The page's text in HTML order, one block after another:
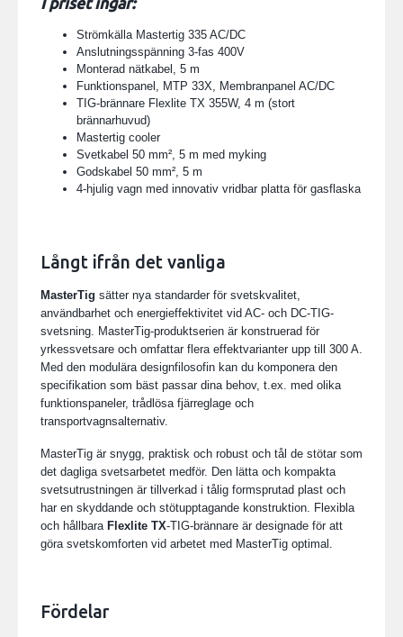
I priset ingår:
Strömkälla Mastertig 335 AC/DC
Anslutningsspänning 3-fas 400V
Monterad nätkabel, 5 m
Funktionspanel, MTP 33X, Membranpanel AC/DC
TIG-brännare Flexlite TX 355W, 4 m (stort
brännarhuvud)
Mastertig cooler
Svetkabel 50 mm², 5 m med myking
Godskabel 50 mm², 5 m
4-hjulig vagn med innovativ vridbar platta för gasflaska
Långt ifrån det vanliga
MasterTig sätter nya standarder för svetskvalitet,
användbarhet och energieffektivitet vid AC- och DC-TIG-
svetsning. MasterTig-produktserien är konstruerad för
yrkessvetsare och omfattar flera effektvarianter upp till 300 A.
Med den modulära designfilosofin kan du komponera den
specifikation som bäst passar dina behov, t.ex. med olika
funktionspaneler, trådlösa fjärreglage och
transportvagnsalternativ.
MasterTig är snygg, praktisk och robust och tål de stötar som
det dagliga svetsarbetet medför. Den lätta och kompakta
svetsutrustningen är tillverkad i tålig formsprutad plast och
har en skyddande och stötupptagande konstruktion. Flexibla
och hållbara Flexlite TX-TIG-brännare är designade för att
göra svetskomforten vid arbetet med MasterTig optimal.
Fördelar